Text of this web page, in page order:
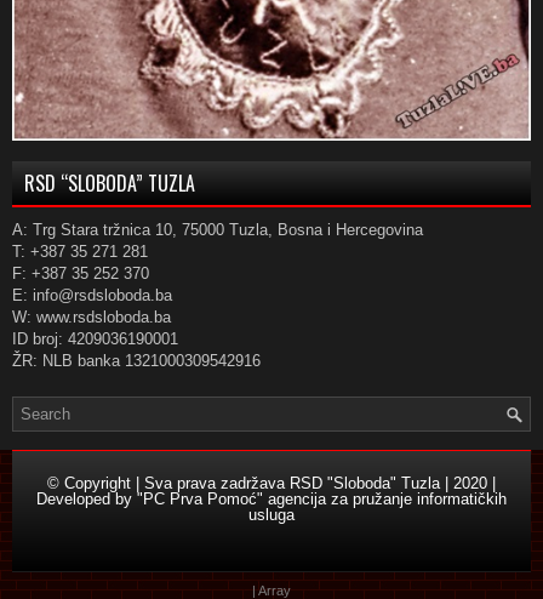
RSD “SLOBODA” TUZLA
A: Trg Stara tržnica 10, 75000 Tuzla, Bosna i Hercegovina
T: +387 35 271 281
F: +387 35 252 370
E: info@rsdsloboda.ba
W: www.rsdsloboda.ba
ID broj: 4209036190001
ŽR: NLB banka 1321000309542916
© Copyright | Sva prava zadržava RSD "Sloboda" Tuzla | 2020 |
Developed by "PC Prva Pomoć" agencija za pružanje informatičkih
usluga
| Array